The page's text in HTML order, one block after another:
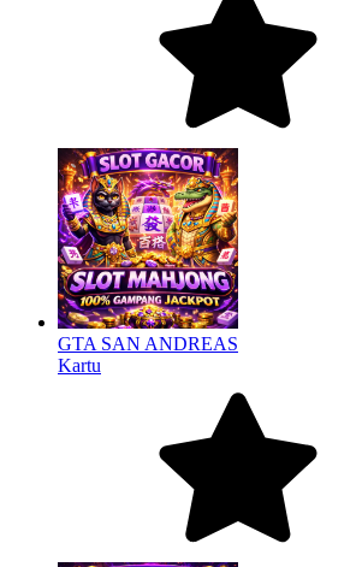
GTA SAN ANDREAS
Kartu